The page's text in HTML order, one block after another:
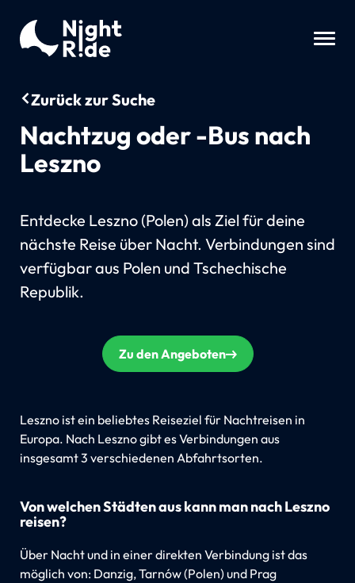
Zurück zur Suche
Nachtzug oder -Bus nach
Leszno
Entdecke Leszno (Polen) als Ziel für deine
nächste Reise über Nacht. Verbindungen sind
verfügbar aus Polen und Tschechische
Republik.
Zu den Angeboten
Leszno ist ein beliebtes Reiseziel für Nachtreisen in
Europa. Nach Leszno gibt es Verbindungen aus
insgesamt 3 verschiedenen Abfahrtsorten.
Von welchen Städten aus kann man nach Leszno
reisen?
Über Nacht und in einer direkten Verbindung ist das
möglich von: Danzig, Tarnów (Polen) und Prag